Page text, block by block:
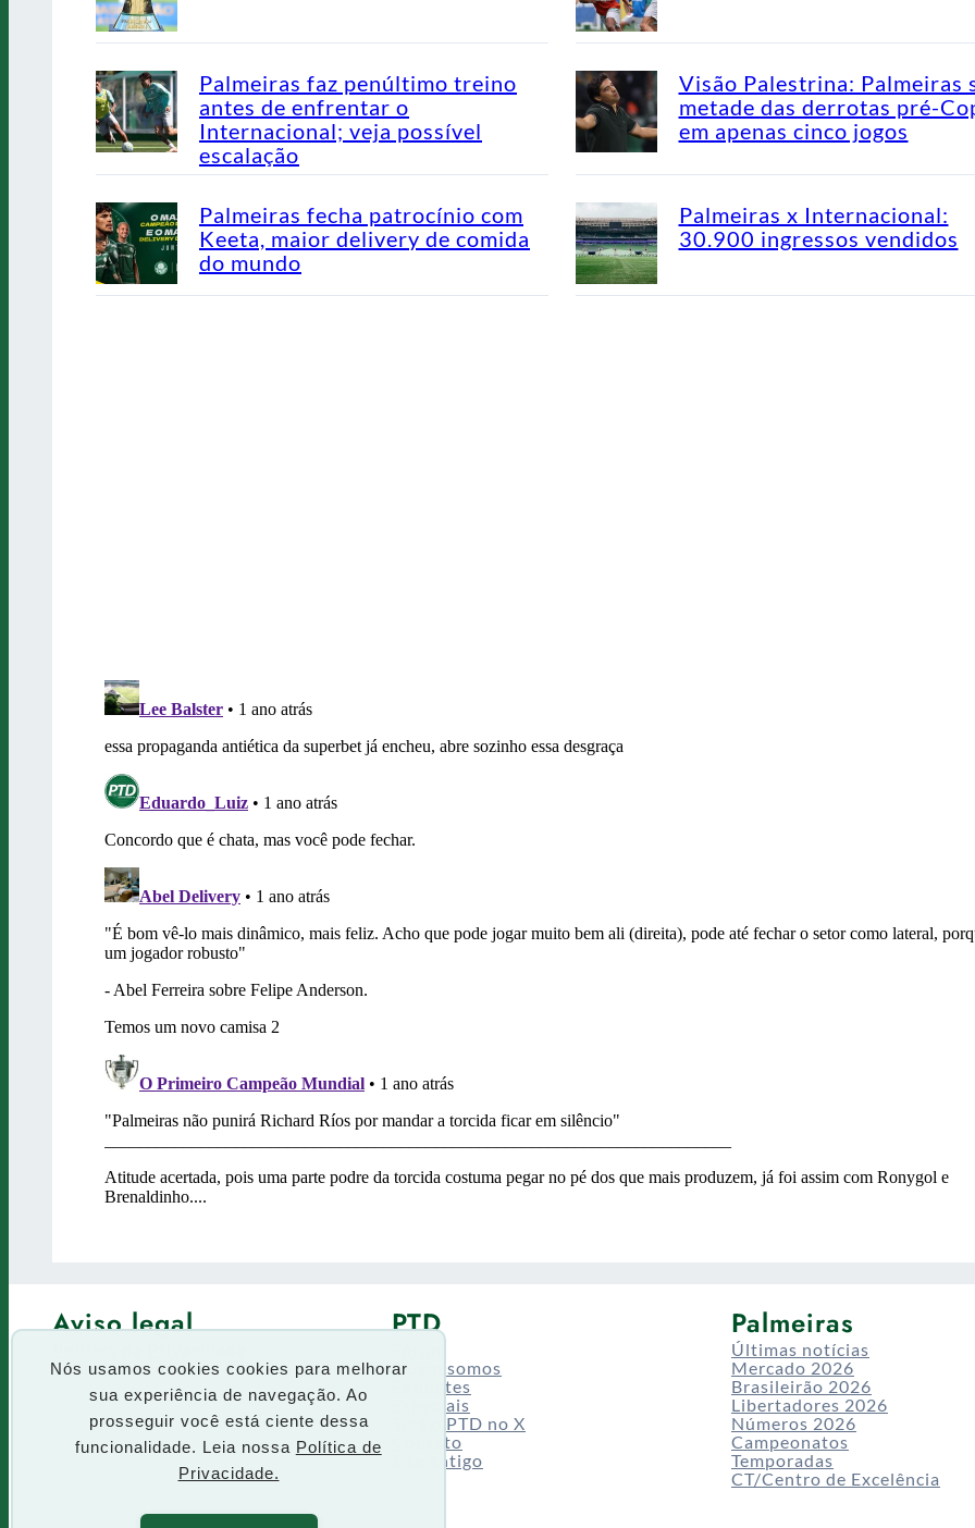
Nós usamos cookies cookies para melhorar
sua experiência de navegação. Ao
prosseguir você está ciente dessa
funcionalidade. Leia nossa Política de
Privacidade.
Palmeiras faz penúltimo treino
antes de enfrentar o
Internacional; veja possível
escalação
Visão Palestrina: Palmeiras
metade das derrotas pré-
em apenas cinco jogos
Palmeiras fecha patrocínio com
Keeta, maior delivery de comida
do mundo
Palmeiras x Internacional:
30.900 ingressos vendidos
Aviso legal
Termos de uso
PTD
Quem somos
Enquetes
Especiais
Siga o PTD no X
Contato
Site antigo
Palmeiras
Últimas notícias
Mercado 2026
Brasileirão 2026
Libertadores 2026
Números 2026
Campeonatos
Temporadas
CT/Centro de Excelência